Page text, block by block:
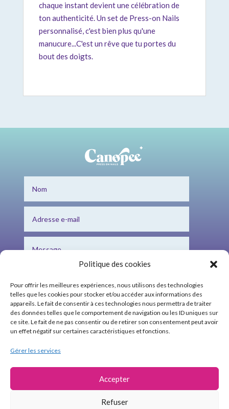
Politique des cookies
Pour offrir les meilleures expériences, nous utilisons des technologies
telles que les cookies pour stocker et/ou accéder aux informations des
appareils. Le fait de consentir à ces technologies nous permettra de traiter
des données telles que le comportement de navigation ou les ID uniques sur
ce site. Le fait de ne pas consentir ou de retirer son consentement peut avoir
un effet négatif sur certaines caractéristiques et fonctions.
Gérer les services
Accepter
Refuser
chaque instant devient une célébration de
ton authenticité. Un set de Press-on Nails
personnalisé, c'est bien plus qu'une
manucure...C'est un rêve que tu portes du
bout des doigts.
14 + 3= Envoi
CGV
FAQ